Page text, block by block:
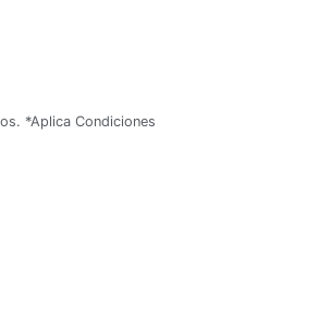
*Aplica Condiciones